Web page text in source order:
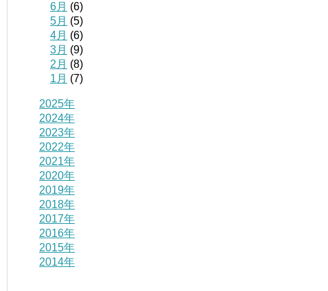
6月 (6)
5月 (5)
4月 (6)
3月 (9)
2月 (8)
1月 (7)
2025年
2024年
2023年
2022年
2021年
2020年
2019年
2018年
2017年
2016年
2015年
2014年